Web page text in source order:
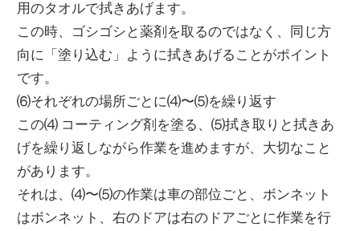
用のタオルで拭きあげます。
この時、ゴシゴシと薬剤を取るのではなく、同じ方
向に「塗り込む」ように拭きあげることがポイント
です。
⑹それぞれの場所ごとに⑷〜⑸を繰り返す
この⑷ コーティング剤を塗る、⑸拭き取りと拭きあ
げを繰り返しながら作業を進めますが、大切なこと
があります。
それは、⑷〜⑸の作業は車の部位ごと、ボンネット
はボンネット、右のドアは右のドアごとに作業を行